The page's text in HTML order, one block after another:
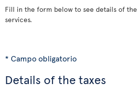
Fill in the form below to see details of the
services.
* Campo obligatorio
Details of the taxes